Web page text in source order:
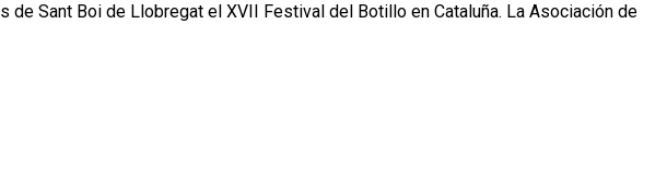
Sant Boi de Llobregat el XVII Festival del Botillo en Cataluña. La Asociación de